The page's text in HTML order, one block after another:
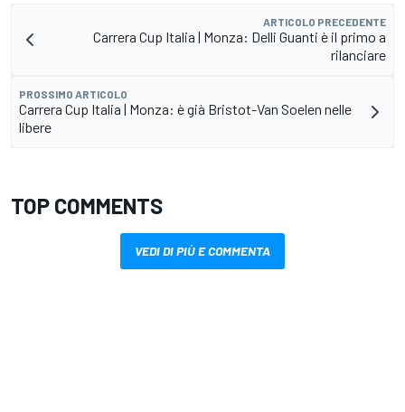
ARTICOLO PRECEDENTE
Carrera Cup Italia | Monza: Delli Guanti è il primo a
rilanciare
PROSSIMO ARTICOLO
Carrera Cup Italia | Monza: è già Bristot-Van Soelen nelle
libere
TOP COMMENTS
VEDI DI PIÙ E COMMENTA